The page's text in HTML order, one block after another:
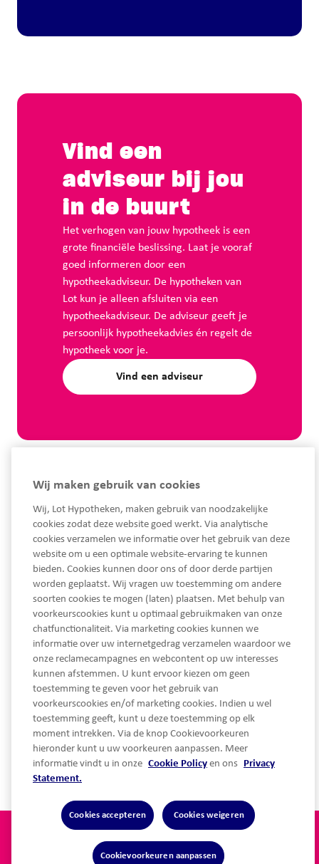
Vind een
adviseur bij jou
in de buurt
Het verhogen van jouw hypotheek is een
grote financiële beslissing. Laat je vooraf
goed informeren door een
hypotheekadviseur. De hypotheken van
Lot kun je alleen afsluiten via een
hypotheekadviseur. De adviseur geeft je
persoonlijk hypotheekadvies én regelt de
hypotheek voor je.
Vind een adviseur
033 450 93 30
Ma - Vrij van 08.30 tot 17.30 uur
service@lothypotheken.nl
service@lothypotheken.nl
Snel naar
Over Lot Hypotheken
Cookie Policy Toegankelijkheidsverklaring
Wij maken gebruik van cookies
Wij, Lot Hypotheken, maken gebruik van noodzakelijke
cookies zodat deze website goed werkt. Via analytische
cookies verzamelen we informatie over het gebruik van deze
website om u een optimale website-ervaring te kunnen
bieden. Cookies kunnen door ons of door derde partijen
worden geplaatst. Wij vragen uw toestemming om andere
soorten cookies te mogen (laten) plaatsen. Met behulp van
voorkeurscookies kunt u optimaal gebruikmaken van onze
chatfunctionaliteit. Via marketing cookies kunnen we
informatie over uw internetgedrag verzamelen waardoor we
onze reclamecampagnes en webcontent op uw interesses
kunnen afstemmen. U kunt ervoor kiezen om geen
toestemming te geven voor het gebruik van
voorkeurscookies en/of marketing cookies. Indien u wel
toestemming geeft, kunt u deze toestemming op elk
moment intrekken. Via de knop Cookievoorkeuren
hieronder kunt u uw voorkeuren aanpassen. Meer
informatie vindt u in onze Cookie Policy en ons Privacy
Statement.
Cookies accepteren Cookies weigeren
Cookievoorkeuren aanpassen